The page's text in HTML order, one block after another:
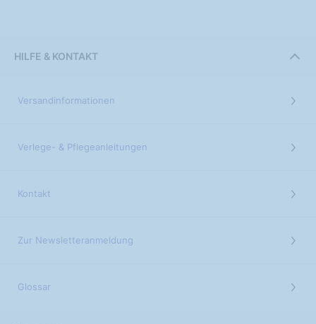
HILFE & KONTAKT
Versandinformationen
Verlege- & Pflegeanleitungen
Kontakt
Zur Newsletteranmeldung
Glossar